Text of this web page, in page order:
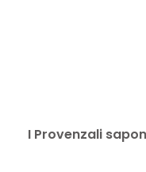
I Provenzali